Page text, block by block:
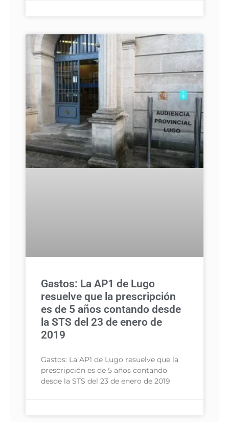
Gastos: La AP1 de Lugo
resuelve que la prescripción
es de 5 años contando desde
la STS del 23 de enero de
2019
Gastos: La AP1 de Lugo resuelve que la
prescripción es de 5 años contando
desde la STS del 23 de enero de 2019